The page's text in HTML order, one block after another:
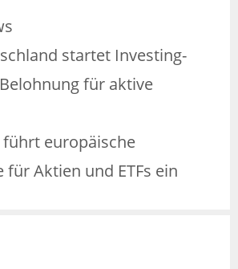
startet Investing-
für aktive
führt europäische
für Aktien und ETFs ein